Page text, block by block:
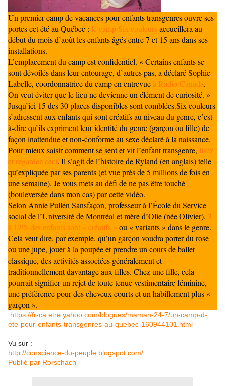
Un premier camp de vacances pour enfants transgenres ouvre ses
portes cet été au Québec : le camp Six couleurs accueillera au
début du mois d’août les enfants âgés entre 7 et 15 ans dans ses
installations.
L’emplacement du camp est confidentiel. « Certains enfants se
sont dévoilés dans leur entourage, d’autres pas, a déclaré Sophie
Labelle, coordonnatrice du camp en entrevue à Radio-Canada.
On veut éviter que le lieu ne devienne un élément de curiosité. »
Jusqu’ici 15 des 30 places disponibles sont comblées.Six couleurs
s’adressent aux enfants qui sont créatifs au niveau du genre, c’est-
à-dire qu’ils expriment leur identité du genre (garçon ou fille) de
façon inattendue et non-conforme au sexe déclaré à la naissance.
Pour mieux saisir comment se sent et vit l’enfant transgenre, lisez
et regardez ceci. Il s’agit de l’histoire de Ryland (en anglais) telle
qu’expliquée par ses parents (et vue près de 5 millions de fois en
une semaine). Je vous mets au défi de ne pas être touché
(bouleversée dans mon cas) par cette vidéo.
Selon Annie Pullen Sansfaçon, professeur à l’École du Service
social de l’Université de Montréal et mère d’Olie (née Olivier), 3
à 12% des enfants sont « créatifs » ou « variants » dans le genre.
Cela veut dire, par exemple, qu’un garçon voudra porter du rose
ou une jupe, jouer à la poupée et prendre un cours de ballet
classique, des activités associées généralement et
traditionnellement davantage aux filles. Chez une fille, cela
pourrait signifier un rejet de toute tenue vestimentaire féminine,
une préférence pour des cheveux courts et un habillement plus «
garçon ».
https://fr-ca.etre.yahoo.com/blogues/maman-24-7/un-camp-d-
ete-pour-enfants-transgenres-au-quebec-160944101.html
Vu sur :
http://conscience-du-peuple.blogspot.com/
Publié par Rorschach